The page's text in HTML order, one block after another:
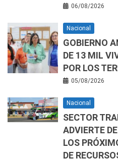
06/08/2026
Nacional
GOBIERNO
DE 13 MIL
POR LOS
05/08/2026
Nacional
SECTOR
ADVIERTE
LOS
DE